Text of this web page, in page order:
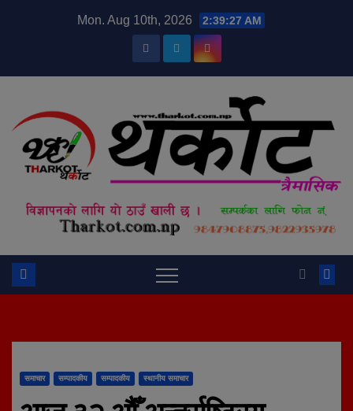
Mon. Aug 10th, 2026 2:39:27 AM
समाचार सम्पादकीय सम्पादकीय स्थानीय समाचार
modal-check